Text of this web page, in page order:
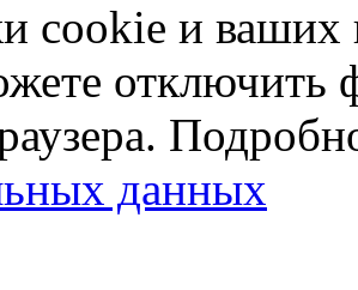
cookie и
отключить
данных